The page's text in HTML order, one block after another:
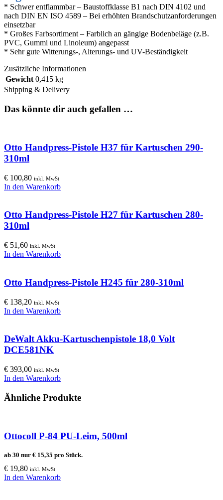
* Schwer entflammbar – Baustoffklasse B1 nach DIN 4102 und
nach DIN EN ISO 4589 – Bei erhöhten Brandschutzanforderungen
einsetzbar
* Großes Farbsortiment – Farblich an gängige Bodenbeläge (z.B.
PVC, Gummi und Linoleum) angepasst
* Sehr gute Witterungs-, Alterungs- und UV-Beständigkeit
Zusätzliche Informationen
Gewicht 0,415 kg
Shipping & Delivery
Das könnte dir auch gefallen …
Otto Handpress-Pistole H37 für Kartuschen 290-
310ml
€ 100,80 inkl. MwSt
In den Warenkorb
Otto Handpress-Pistole H27 für Kartuschen 280-
310ml
€ 51,60 inkl. MwSt
In den Warenkorb
Otto Handpress-Pistole H245 für 280-310ml
€ 138,20 inkl. MwSt
In den Warenkorb
DeWalt Akku-Kartuschenpistole 18,0 Volt
DCE581NK
€ 393,00 inkl. MwSt
In den Warenkorb
Ähnliche Produkte
Ottocoll P-84 PU-Leim, 500ml
ab 30 nur € 15,35 pro Stück.
€ 19,80 inkl. MwSt
In den Warenkorb